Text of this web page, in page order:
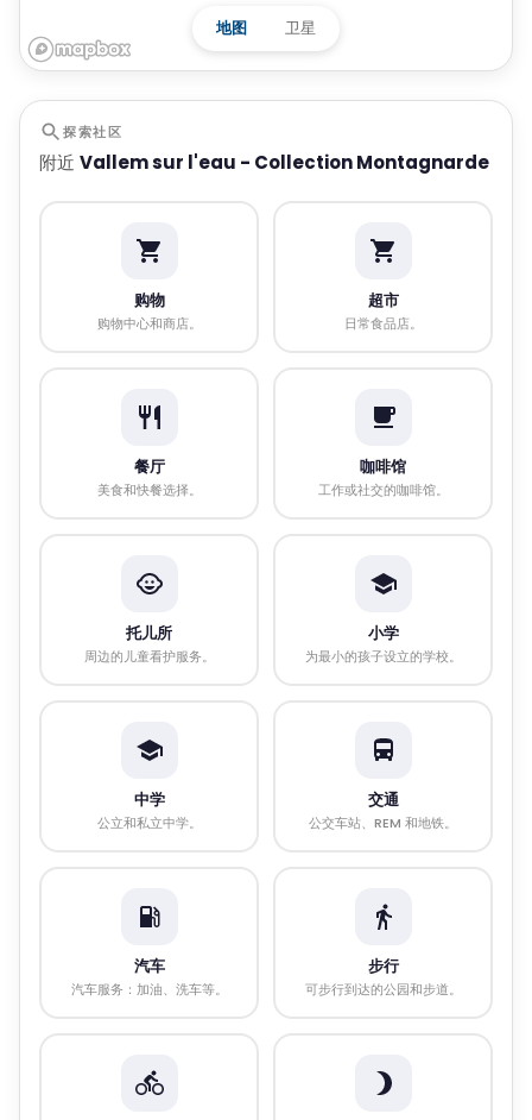
地图 卫星
探索社区
附近 Vallem sur l'eau - Collection Montagnarde
购物
购物中心和商店。
超市
日常食品店。
餐厅
美食和快餐选择。
咖啡馆
工作或社交的咖啡馆。
托儿所
周边的儿童看护服务。
小学
为最小的孩子设立的学校。
中学
公立和私立中学。
交通
公交车站、REM 和地铁。
汽车
汽车服务：加油、洗车等。
步行
可步行到达的公园和步道。